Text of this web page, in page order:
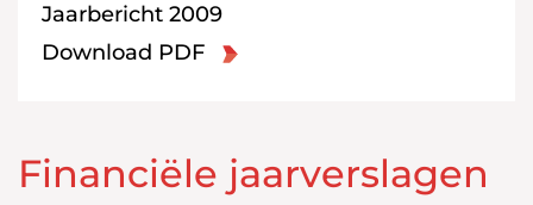
Jaarbericht 2009
Download PDF
Financiële jaarverslagen